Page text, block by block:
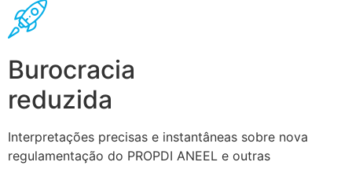
Burocracia
reduzida
Interpretações precisas e instantâneas sobre nova
regulamentação do PROPDI ANEEL e outras